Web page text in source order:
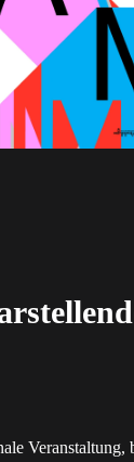
Veranstaltung,